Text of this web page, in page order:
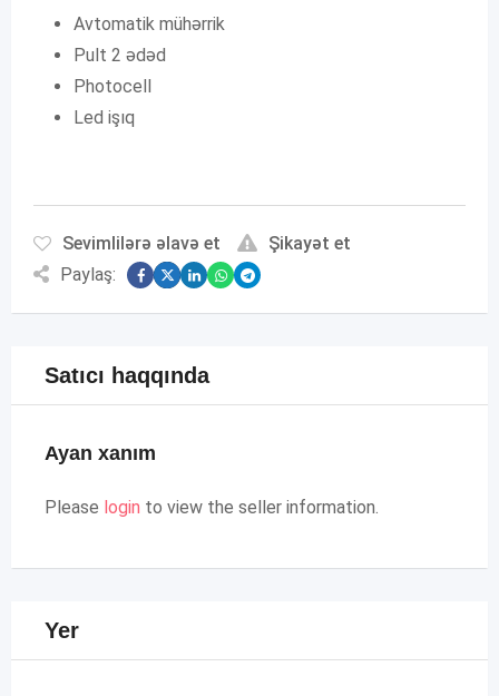
Avtomatik mühərrik
Pult 2 ədəd
Photocell
Led işıq
Sevimlilərə əlavə et
Şikayət et
Paylaş:
Satıcı haqqında
Ayan xanım
Please login to view the seller information.
Yer